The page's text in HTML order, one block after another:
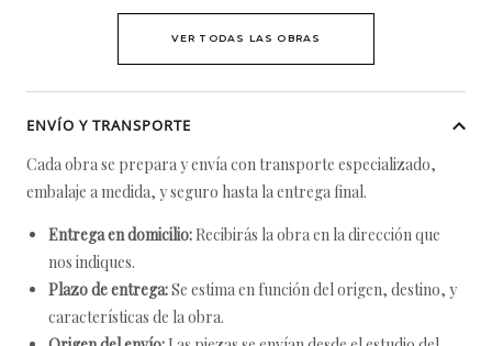
VER TODAS LAS OBRAS
ENVÍO Y TRANSPORTE
Cada obra se prepara y envía con transporte especializado,
embalaje a medida, y seguro hasta la entrega final.
Entrega en domicilio: Recibirás la obra en la dirección que
nos indiques.
Plazo de entrega:Se estima en función del origen, destino, y
características de la obra.